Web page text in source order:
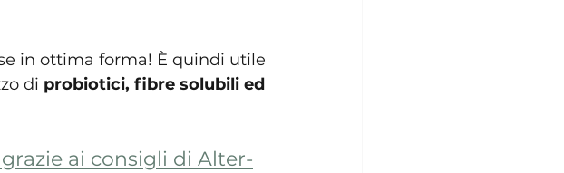
in ottima forma! È quindi utile
di probiotici, fibre solubili ed
ai consigli di Alter-